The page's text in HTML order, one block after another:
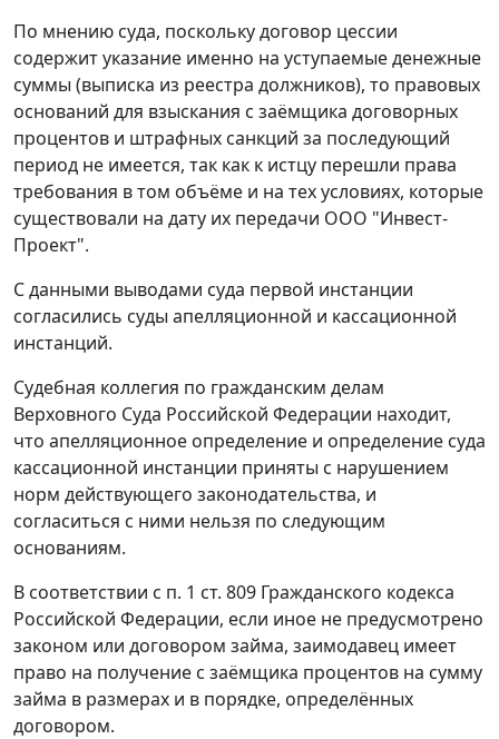
По мнению суда, поскольку договор цессии
содержит указание именно на уступаемые денежные
суммы (выписка из реестра должников), то правовых
оснований для взыскания с заёмщика договорных
процентов и штрафных санкций за последующий
период не имеется, так как к истцу перешли права
требования в том объёме и на тех условиях, которые
существовали на дату их передачи ООО "Инвест-
Проект".
С данными выводами суда первой инстанции
согласились суды апелляционной и кассационной
инстанций.
Судебная коллегия по гражданским делам
Верховного Суда Российской Федерации находит,
что апелляционное определение и определение суда
кассационной инстанции приняты с нарушением
норм действующего законодательства, и
согласиться с ними нельзя по следующим
основаниям.
В соответствии с п. 1 ст. 809 Гражданского кодекса
Российской Федерации, если иное не предусмотрено
законом или договором займа, заимодавец имеет
право на получение с заёмщика процентов на сумму
займа в размерах и в порядке, определённых
договором.